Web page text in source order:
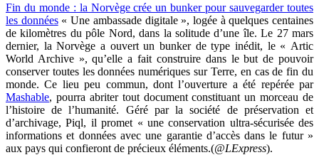
Fin du monde : la Norvège crée un bunker pour sauvegarder toutes
les données« Une ambassade digitale », logée à quelques centaines
de kilomètres du pôle Nord, dans la solitude d’une île. Le 27 mars
dernier, la Norvège a ouvert un bunker de type inédit, le « Artic
World Archive », qu’elle a fait construire dans le but de pouvoir
conserver toutes les données numériques sur Terre, en cas de fin du
monde. Ce lieu peu commun, dont l’ouverture a été repérée par
Mashable, pourra abriter tout document constituant un morceau de
l’histoire de l’humanité. Géré par la société de préservation et
d’archivage, Piql, il promet « une conservation ultra-sécurisée des
informations et données avec une garantie d’accès dans le futur »
aux pays qui confieront de précieux éléments.(@LExpress).